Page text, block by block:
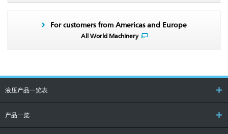
For customers from Americas and Europe
All World Machinery
液压产品一览表
产品一览